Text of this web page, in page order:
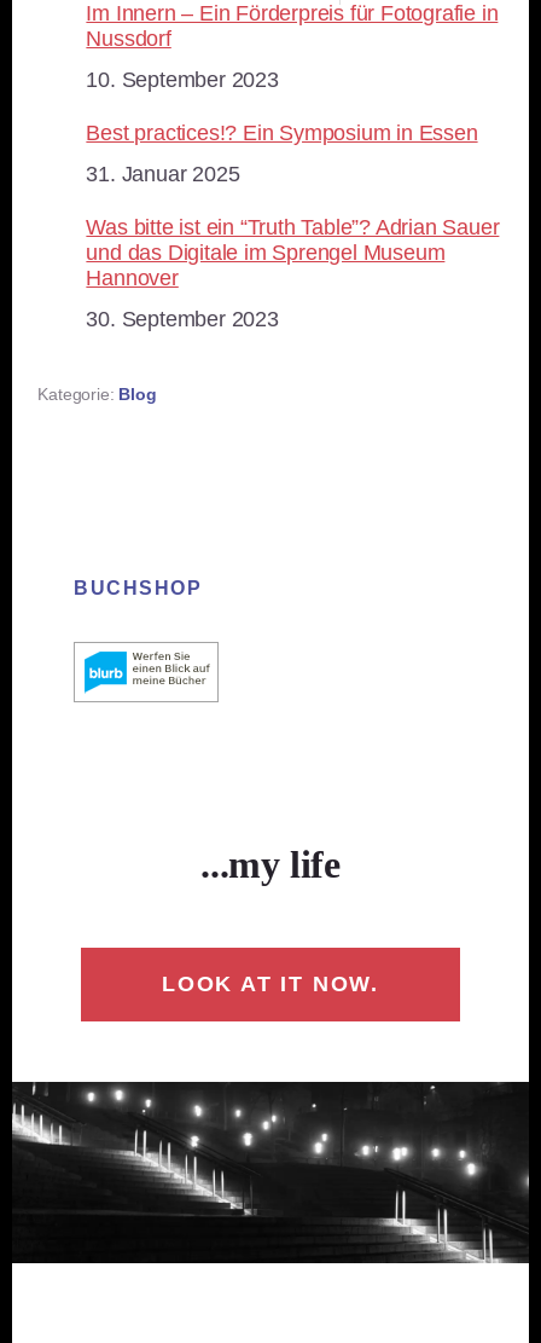
Im Innern – Ein Förderpreis für Fotografie in
Nussdorf
Datum
10. September 2023
Best practices!? Ein Symposium in Essen
Datum
31. Januar 2025
Was bitte ist ein “Truth Table”? Adrian Sauer
und das Digitale im Sprengel Museum
Hannover
Datum
30. September 2023
Kategorie: Blog
BUCHSHOP
...my life
LOOK AT IT NOW.